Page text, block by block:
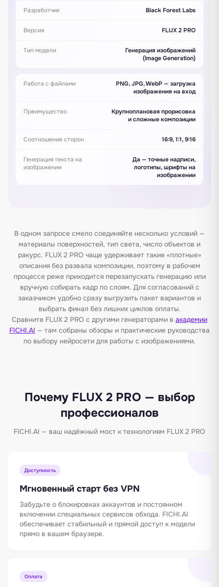
Разработчик Black Forest Labs
Версия FLUX 2 PRO
Тип модели
Генерация изображений
(Image Generation)
Работа с файлами
PNG, JPG, WebP — загрузка
изображения на вход
Преимущество
Крупноплановая прорисовка
и сложные композиции
Соотношение сторон 16:9, 1:1, 9:16
Генерация текста на
изображении
Да — точные надписи,
логотипы, шрифты на
изображении
В одном запросе смело соединяйте несколько условий —
материалы поверхностей, тип света, число объектов и
ракурс. FLUX 2 PRO чаще удерживает такие «плотные»
описания без развала композиции, поэтому в рабочем
процессе реже приходится перезапускать генерацию или
вручную собирать кадр по слоям. Для согласований с
заказчиком удобно сразу выгрузить пакет вариантов и
выбрать финал без лишних циклов оплаты.
Сравните FLUX 2 PRO с другими генераторами в академии
FICHI.AI — там собраны обзоры и практические руководства
по выбору нейросети для работы с изображениями.
Почему FLUX 2 PRO — выбор
профессионалов
FICHI.AI — ваш надёжный мост к технологиям FLUX 2 PRO
Доступность
Мгновенный старт без VPN
Забудьте о блокировках аккаунтов и постоянном
включении специальных сервисов обхода. FICHI.AI
обеспечивает стабильный и прямой доступ к модели
прямо в вашем браузере.
Оплата